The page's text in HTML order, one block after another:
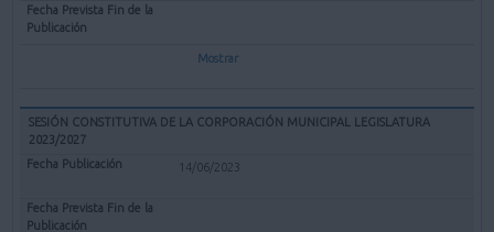
Mostrar
SESIÓN CONSTITUTIVA DE LA CORPORACIÓN MUNICIPAL LEGISLATURA
2023/2027
14/06/2023